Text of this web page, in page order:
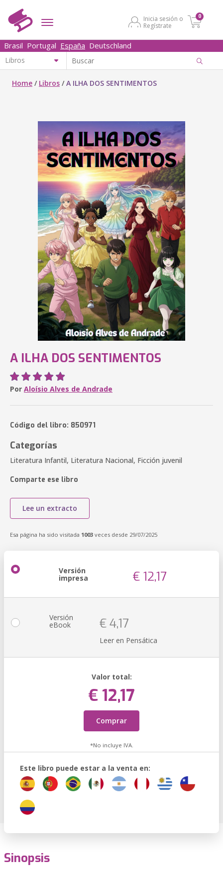
Inicia sesión o
Regístrate
0
Brasil Portugal España Deutschland
Home / Libros /A ILHA DOS SENTIMENTOS
A ILHA DOS SENTIMENTOS
Por Aloísio Alves de Andrade
Código del libro: 850971
Categorías
Literatura Infantil, Literatura Nacional, Ficción juvenil
Comparte ese libro
Lee un extracto
Esa página ha sido visitada 1003 veces desde 29/07/2025
Versión
impresa € 12,17
Versión
eBook € 4,17
Leer en Pensática
Valor total:
€ 12,17
Comprar
*No incluye IVA.
Este libro puede estar a la venta en:
Sinopsis